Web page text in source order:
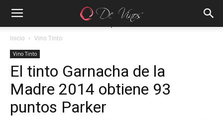
Inicio Vino Tinto
Vino Tinto
El tinto Garnacha de la
Madre 2014 obtiene 93
puntos Parker